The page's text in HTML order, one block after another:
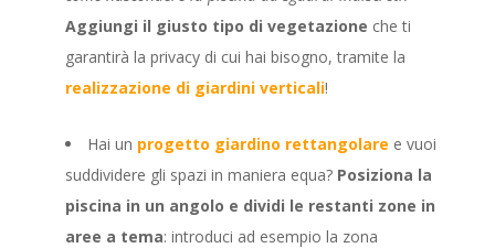
Aggiungi il giusto tipo di vegetazione che ti
garantirà la privacy di cui hai bisogno, tramite la
realizzazione di giardini verticali!
Hai un progetto giardino rettangolare e vuoi
suddividere gli spazi in maniera equa? Posiziona la
piscina in un angolo e dividi le restanti zone in
aree a tema: introduci ad esempio la zona